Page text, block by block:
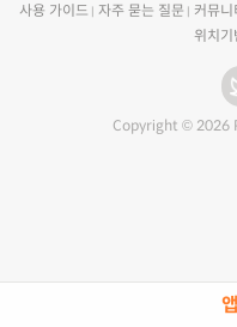
사용 가이드 자주 묻는 질문 커뮤니
위치기
Copyright © 2026